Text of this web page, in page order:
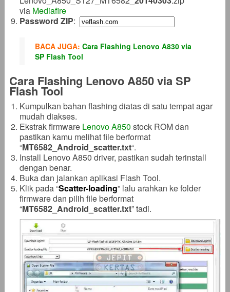
via Mediafire
Password ZIP:
BACA JUGA: Cara Flashing Lenovo A830 via
SP Flash Tool
Cara Flashing Lenovo A850 via SP
Flash Tool
Kumpulkan bahan flashing diatas di satu tempat agar
mudah diakses.
Ekstrak firmware Lenovo A850 stock ROM dan
pastikan kamu melihat file berformat
“MT6582_Android_scatter.txt“.
Install Lenovo A850 driver, pastikan sudah terinstall
dengan benar.
Buka dan jalankan aplikasi Flash Tool.
Klik pada “Scatter-loading” lalu arahkan ke folder
firmware dan pilih file berformat
“MT6582_Android_scatter.txt” tadi.